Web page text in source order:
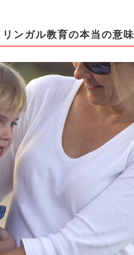
ンガル教育の本当の意味